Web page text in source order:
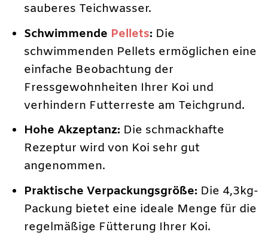
sauberes Teichwasser.
Schwimmende Pellets: Die
schwimmenden Pellets ermöglichen eine
einfache Beobachtung der
Fressgewohnheiten Ihrer Koi und
verhindern Futterreste am Teichgrund.
Hohe Akzeptanz: Die schmackhafte
Rezeptur wird von Koi sehr gut
angenommen.
Praktische Verpackungsgröße: Die 4,3kg-
Packung bietet eine ideale Menge für die
regelmäßige Fütterung Ihrer Koi.